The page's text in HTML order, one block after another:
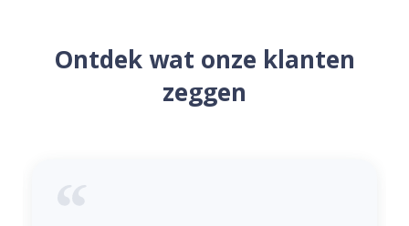
Ontdek wat onze klanten
zeggen